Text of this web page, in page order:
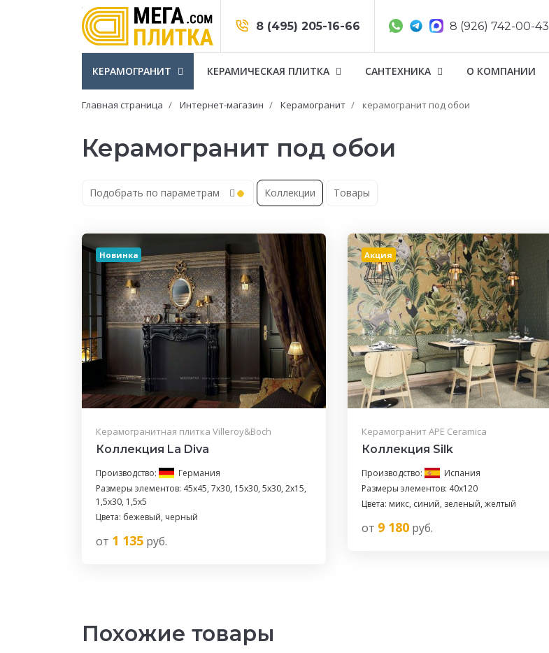
8 (495) 205-16-66 8 (926) 742-00-43
КЕРАМОГРАНИТ КЕРАМИЧЕСКАЯ ПЛИТКА САНТЕХНИКА О КОМПАНИИ
Главная страница Интернет-магазин Керамогранит керамогранит под обои
Керамогранит под обои
Подобрать по параметрам Коллекции Товары
Новинка
Керамогранитная плитка Villeroy&Boch
Коллекция La Diva
Производство:
Германия
Размеры элементов: 45x45, 7x30, 15x30, 5x30, 2x15,
1,5x30, 1,5x5
Цвета: бежевый, черный
от 1 135 руб.
Акция
Керамогранит APE Ceramica
Коллекция Silk
Производство:
Испания
Размеры элементов: 40x120
Цвета: микс, синий, зеленый, желтый
от 9 180руб.
Похожие товары